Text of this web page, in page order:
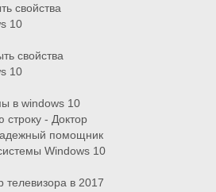
свойства
10
свойства
10
в windows 10
строку - Доктор
помощник
Windows 10
телевизора в 2017